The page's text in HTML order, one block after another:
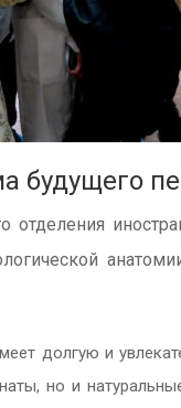
будущего
отделения
долгую и
но и